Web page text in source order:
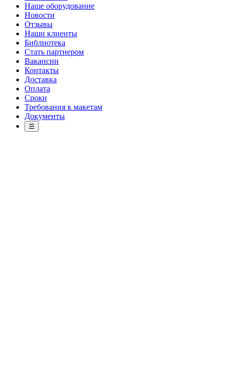
Наше оборудование
Новости
Отзывы
Наши клиенты
Библиотека
Стать партнером
Вакансии
Контакты
Доставка
Оплата
Сроки
Требования к макетам
Документы
☰